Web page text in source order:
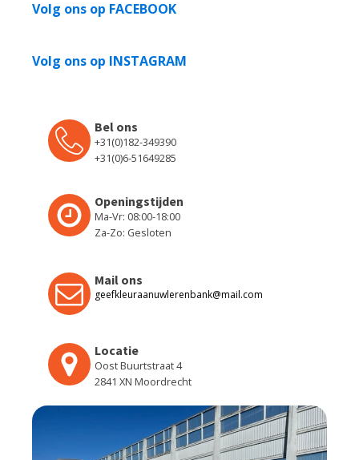
Volg ons op FACEBOOK
Volg ons op INSTAGRAM
Bel ons
+31(0)182-349390
+31(0)6-51649285
Openingstijden
Ma-Vr: 08:00-18:00
Za-Zo: Gesloten
Mail ons
geefkleuraanuwlerenbank@mail.com
Locatie
Oost Buurtstraat 4
2841 XN Moordrecht